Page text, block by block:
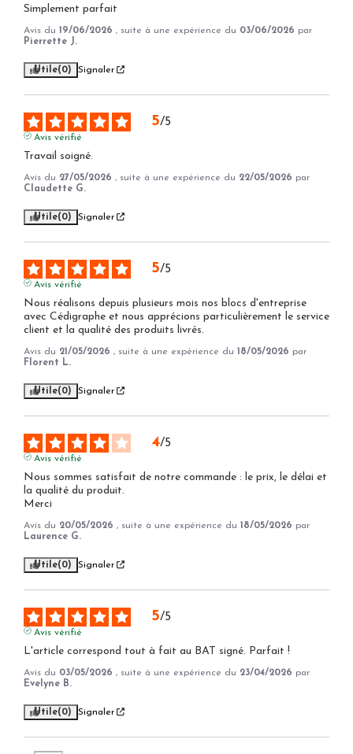
Simplement parfait
Avis du 19/06/2026 , suite à une expérience du 03/06/2026 par
Pierrette J.
Utile(0) Signaler
5/5
Avis vérifié
Travail soigné.
Avis du 27/05/2026 , suite à une expérience du 22/05/2026 par
Claudette G.
Utile(0) Signaler
5/5
Avis vérifié
Nous réalisons depuis plusieurs mois nos blocs d'entreprise
avec Cédigraphe et nous apprécions particulièrement le service
client et la qualité des produits livrés.
Avis du 21/05/2026 , suite à une expérience du 18/05/2026 par
Florent L.
Utile(0) Signaler
4/5
Avis vérifié
Nous sommes satisfait de notre commande : le prix, le délai et
la qualité du produit.
Merci
Avis du 20/05/2026 , suite à une expérience du 18/05/2026 par
Laurence G.
Utile(0) Signaler
5/5
Avis vérifié
L'article correspond tout à fait au BAT signé. Parfait !
Avis du 03/05/2026 , suite à une expérience du 23/04/2026 par
Evelyne B.
Utile(0) Signaler